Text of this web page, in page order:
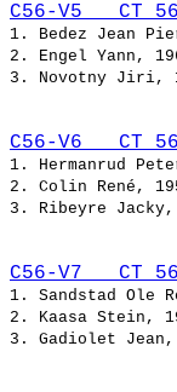
C56-V5   CT
1. Bedez
2. Engel
3. Novotny
C56-V6   CT
1.
2. Colin
3. Ribeyre
C56-V7   CT
1. Sandstad
2. Kaasa
3.